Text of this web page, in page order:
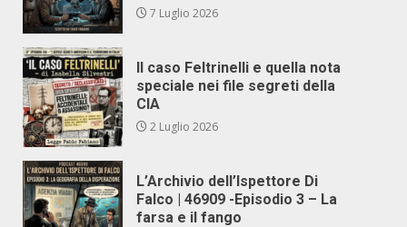
7 Luglio 2026
Il caso Feltrinelli e quella nota
speciale nei file segreti della
CIA
2 Luglio 2026
L’Archivio dell’Ispettore Di
Falco | 46909 -Episodio 3 – La
farsa e il fango